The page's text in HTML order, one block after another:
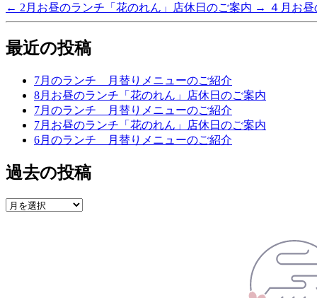
← 2月お昼のランチ「花のれん」店休日のご案内 → ４月お
最近の投稿
7月のランチ 月替りメニューのご紹介
8月お昼のランチ「花のれん」店休日のご案内
7月のランチ 月替りメニューのご紹介
7月お昼のランチ「花のれん」店休日のご案内
6月のランチ 月替りメニューのご紹介
過去の投稿